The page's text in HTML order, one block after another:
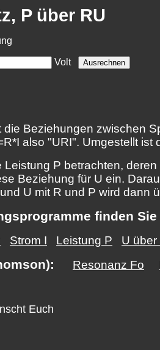
P über RU
Volt
Beziehungen zwischen
also "URI". Umgestellt ist
P betrachten,
Beziehung für U ein.
und U mit R und P wird
finden Sie
Strom I Leistung P U über
Resonanz Fo
Euch